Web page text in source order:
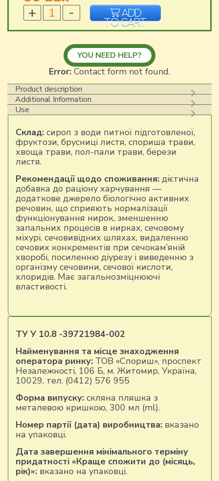
Добавка
дієтична
«Фітосироп
quantity
Add
to Cart
YOU NEED HELP?
Error: Contact form not found.
Product description
Additional Information
Use
Склад: сироп з води питної підготовленої,
фруктози, брусниці листя, спориша трави,
хвоща трави, пол-пали трави, берези
листя.
Рекомендації щодо споживання: дієтична
добавка до раціону харчування —
додаткове джерело біологічно активних
речовин, що сприяють нормалізації
функціонування нирок, зменшенню
запальних процесів в нирках, сечовому
міхурі, сечовивідних шляхах, видаленню
сечових конкрементів при сечокам’яній
хворобі, посиленню діурезу і виведенню з
організму сечовини, сечової кислоти,
хлоридів. Має загальнозміцнюючі
властивості.
ТУ У 10.8 -39721984-002
Найменування та місце знаходження
оператора ринку: ТОВ «Спориш», проспект
Незалежності, 106 Б, м. Житомир, Україна,
10029, тел. (0412) 576 955
Форма випуску: скляна пляшка з
металевою кришкою, 300 мл (ml).
Номер партії (дата) виробництва: вказано
на упаковці.
Дата завершення мінімального терміну
придатності «Краще спожити до (місяць,
рік)»: вказано на упаковці.